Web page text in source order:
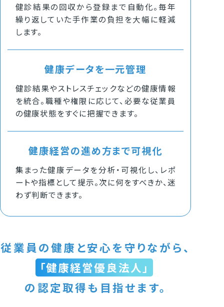
健診結果の回収から登録まで自動化。毎年
繰り返していた手作業の負担を大幅に軽減
します。
健康データを一元管理
健診結果やストレスチェックなどの健康情報
を統合。職種や権限に応じて、必要な従業員
の健康状態をすぐに把握できます。
健康経営の進め方まで可視化
集まった健康データを分析・可視化し、レポ
ートや指標として提示。次に何をすべきか、迷
わず判断できます。
従業員の健康と安心を守りながら、
「健康経営優良法人」
の認定取得も目指せます。